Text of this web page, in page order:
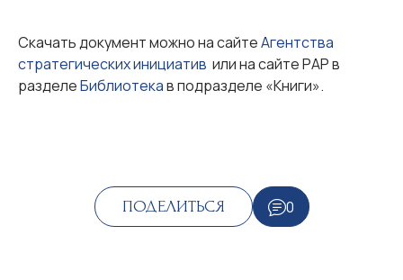
Скачать документ можно на сайтеАгентства
стратегических инициатив или на сайте РАР в
разделеБиблиотекав подразделе «Книги».
ПОДЕЛИТЬСЯ 0